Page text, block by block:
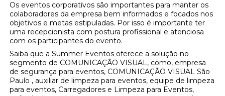
Os eventos corporativos são importantes para manter os
colaboradores da empresa bem informados e focados nos
objetivos e metas estipuladas. Por isso é importante ter
uma recepcionista com postura profissional e atenciosa
com os participantes do evento.
Saiba que a Summer Eventos oferece a solução no
segmento de COMUNICAÇÃO VISUAL, como, empresa
de segurança para eventos, COMUNICAÇÃO VISUAL São
Paulo , auxiliar de limpeza para eventos, equipe de limpeza
para eventos, Carregadores e Limpeza para Eventos,